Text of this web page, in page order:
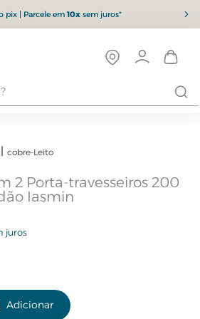
pix | Parcele em10xsem juros*
cobre-Leito
2 Porta-travesseiros 200
Iasmin
juros